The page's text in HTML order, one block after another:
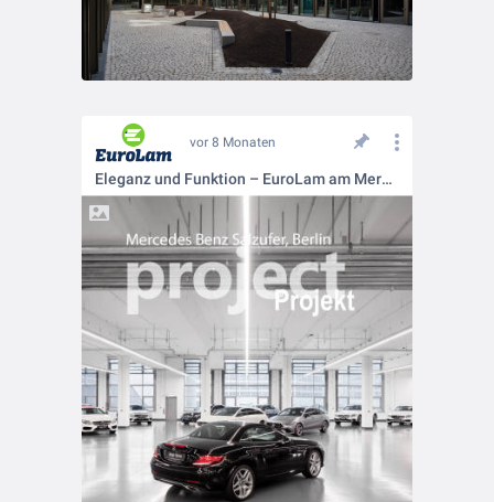
vor 8 Monaten
Eleganz und Funktion – EuroLam am Mercedes-Benz Standort Salzufer 💪